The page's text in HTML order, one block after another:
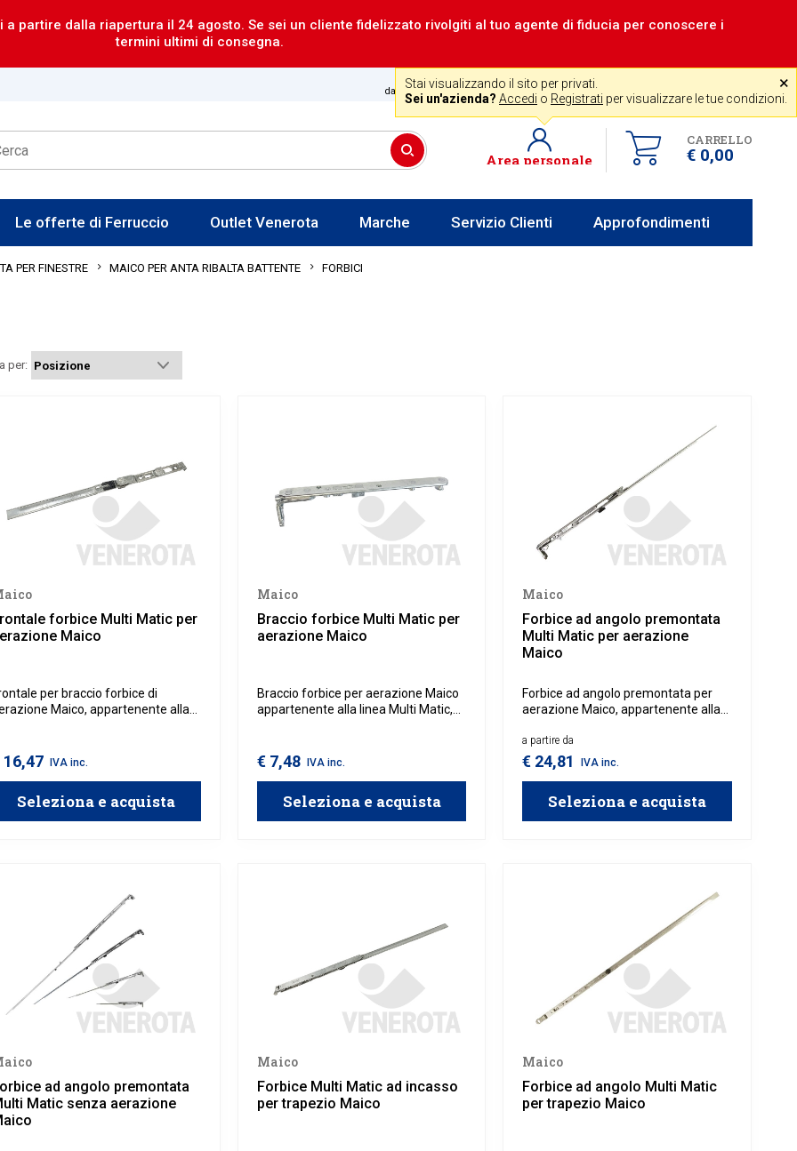
partire dalla riapertura il 24 agosto. Se sei un cliente fidelizzato rivolgiti al tuo agente di fiducia per conoscere i
termini ultimi di consegna.
Assistenza gratuita
dal lun al ven 8-12 14-18 +39 0341 256700 ˟
Stai visualizzando il sito per privati.
Sei un'azienda? Accedi o Registrati per visualizzare le tue condizioni.
CARRELLO
€ 0,00
Area personale
Le offerte di Ferruccio Outlet Venerota Marche Servizio Clienti Approfondimenti
PER FINESTRE MAICO PER ANTA RIBALTA BATTENTE FORBICI
per:
forbice Multi Matic per
Maico
per braccio forbice di
Maico, appartenente alla
aerazione su infissi in legno,
o PVC.
16,47 IVA inc.
Seleziona e acquista
Maico
Braccio forbice Multi Matic per
aerazione Maico
Braccio forbice per aerazione Maico
appartenente alla linea Multi Matic,
infissi in legno, alluminio o PVC.
€ 7,48 IVA inc.
Seleziona e acquista
Maico
Forbice ad angolo premontata
Multi Matic per aerazione
Maico
Forbice ad angolo premontata per
aerazione Maico, appartenente alla
serramenti in legno, alluminio o PVC.
a partire da
€ 24,81 IVA inc.
Seleziona e acquista
ad angolo premontata
Matic senza aerazione
Maico
Forbice Multi Matic ad incasso
per trapezio Maico
Maico
Forbice ad angolo Multi Matic
per trapezio Maico